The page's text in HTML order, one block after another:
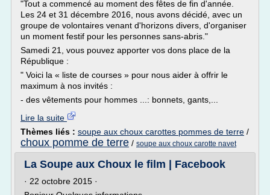
"Tout a commencé au moment des fêtes de fin d'année.
Les 24 et 31 décembre 2016, nous avons décidé, avec un
groupe de volontaires venant d'horizons divers, d'organiser
un moment festif pour les personnes sans-abris."
Samedi 21, vous pouvez apporter vos dons place de la
République :
" Voici la « liste de courses » pour nous aider à offrir le
maximum à nos invités :
- des vêtements pour hommes ...: bonnets, gants,...
Lire la suite
Thèmes liés : soupe aux choux carottes pommes de terre /
choux pomme de terre / soupe aux choux carotte navet
La Soupe aux Choux le film | Facebook
· 22 octobre 2015 ·